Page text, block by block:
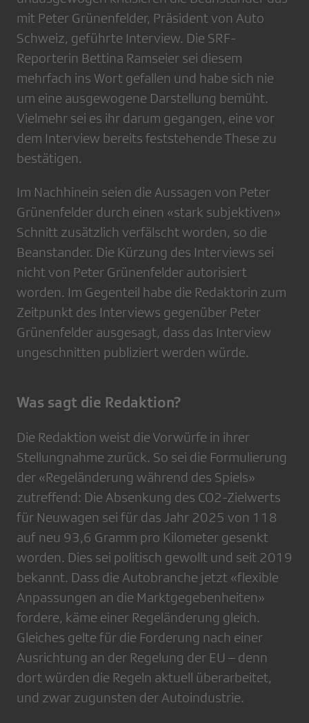
mit Peter Grünenfelder, Präsident von Auto
Schweiz, geführte Interview. Die SRF-
Reporterin Bettina Ramseier sei diesem
mehrfach ins Wort gefallen und habe sich nie
um eine ausgewogene Darstellung bemüht.
Vielmehr sei es ihr darum gegangen, eine vor
dem Interview bereits feststehende These zu
bestätigen.
Im Nachhinein seien die Aussagen von Peter
Grünenfelder durch einen «stark subjektiven»
Schnitt zusätzlich verfälscht worden, so die
Beanstander. Die Kürzung des Interviews sei
nicht von Peter Grünenfelder autorisiert
worden. Im Gegenteil habe die Redaktorin zum
Zeitpunkt des Interviews gegenüber Peter
Grünenfelder ausgesagt, dass das Interview
ungeschnitten publiziert werden würde.
Was sagt die Redaktion?
Die Redaktion weist die Vorwürfe in ihrer
Stellungnahme zurück. So sei die Formulierung
der «Regeländerung während des Spiels»
zutreffend: Die Absenkung des CO2-Zielwerts
für Neuwagen sei für das Jahr 2025 von 118
auf neu 93,6 Gramm pro Kilometer gesenkt
worden. Dies sei politisch gewollt und seit 2019
bekannt. Dass die Autobranche jetzt «flexible
Anpassungen an die Marktgegebenheiten»
fordere, käme einer Regeländerung gleich.
Gleiches gelte für die Forderung nach einer
Ausrichtung an der Regelung der EU – denn
dort würden die Regeln aktuell überarbeitet,
und zwar zugunsten der Autoindustrie.